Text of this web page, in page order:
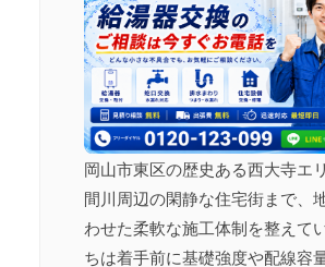
岡山市東区の歴史ある西大寺エ
間川周辺の閑静な住宅街まで、
わせた柔軟な施工体制を整えて
ちは着手前に基礎強度や配線容